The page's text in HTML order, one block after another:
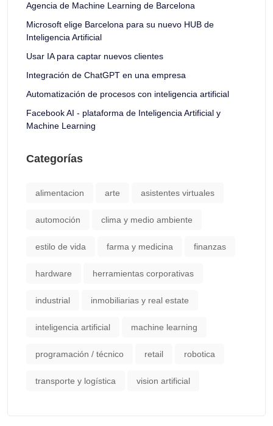
Agencia de Machine Learning de Barcelona
Microsoft elige Barcelona para su nuevo HUB de
Inteligencia Artificial
Usar IA para captar nuevos clientes
Integración de ChatGPT en una empresa
Automatización de procesos con inteligencia artificial
Facebook AI - plataforma de Inteligencia Artificial y
Machine Learning
Categorías
alimentacion arte asistentes virtuales
automoción clima y medio ambiente
estilo de vida farma y medicina finanzas
hardware herramientas corporativas
industrial inmobiliarias y real estate
inteligencia artificial machine learning
programación / técnico retail robotica
transporte y logística vision artificial